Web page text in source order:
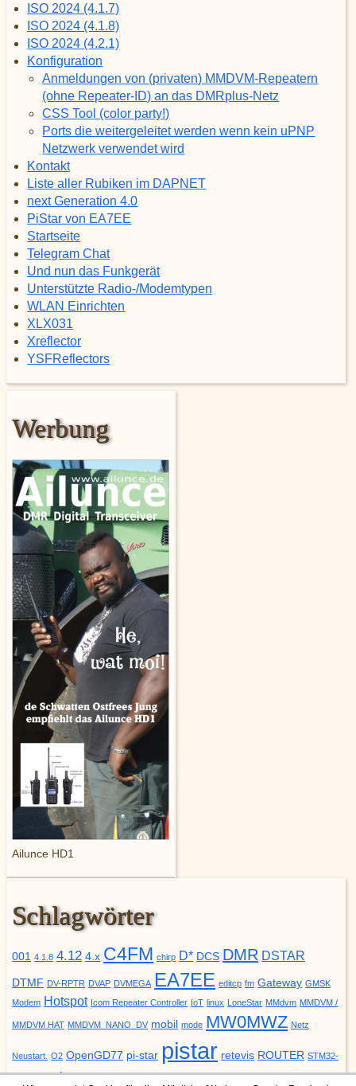
ISO 2024 (4.1.7)
ISO 2024 (4.1.8)
ISO 2024 (4.2.1)
Konfiguration
Anmeldungen von (privaten) MMDVM-Repeatern
(ohne Repeater-ID) an das DMRplus-Netz
CSS Tool (color party!)
Ports die weitergeleitet werden wenn kein uPNP
Netzwerk verwendet wird
Kontakt
Liste aller Rubiken im DAPNET
next Generation 4.0
PiStar von EA7EE
Startseite
Telegram Chat
Und nun das Funkgerät
Unterstützte Radio-/Modemtypen
WLAN Einrichten
XLX031
Xreflector
YSFReflectors
Werbung
Ailunce HD1
Schlagwörter
001 4.1.8 4.12 4.x C4FM chirp D* DCS DMR DSTAR
DTMF DV-RPTR DVAP DVMEGA EA7EE editcp fm Gateway GMSK
Modem Hotspot Icom Repeater Controller IoT linux LoneStar MMdvm MMDVM /
MMDVM HAT MMDVM_NANO_DV mobil mode MW0MWZ Netz
Neustart. O2 OpenGD77 pi-star pistar retevis ROUTER STM32-
update YSF